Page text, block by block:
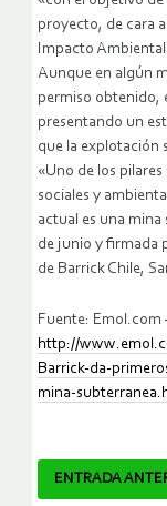
proyecto, de cara
Impacto
Aunque en algún
permiso obtenido,
presentando un
que la explotación
«Uno de los
sociales y
actual es una mina
de junio y firmada
de Barrick Chile,
Fuente: Emol.com
http://
Barrick-da-
mina-
ENTRADA